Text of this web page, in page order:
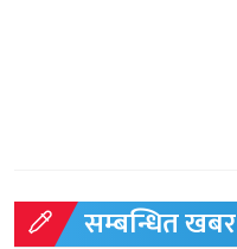
सम्बन्धित खबर